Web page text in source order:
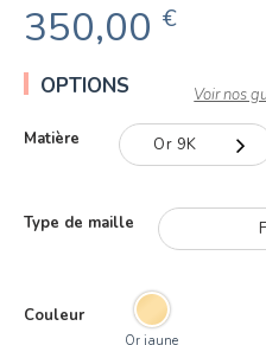
350,00 €
OPTIONS Voir nos
Matière Or 9K
Or 18K
Type de maille
Couleur
Or jaune